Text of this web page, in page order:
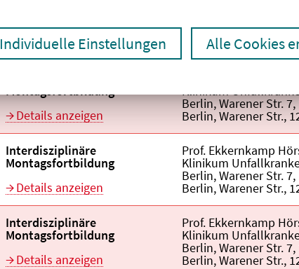
Individuelle Einstellungen Alle Cookies
Titel der Veranstaltung Veranstaltungsort
aufsteigend
Details anzeigen
Berlin, Warener Str. 7,
Berlin, Warener Str.,
Veranstaltungstitel:
Interdisziplinäre
Montagsfortbildung
Details anzeigen
Veranstaltungsort:
Prof. Ekkernkamp
Klinikum
Berlin, Warener Str. 7,
Berlin, Warener Str.,
Veranstaltungstitel:
Interdisziplinäre
Montagsfortbildung
Details anzeigen
Veranstaltungsort:
Prof. Ekkernkamp
Klinikum
Berlin, Warener Str. 7,
Berlin, Warener Str.,